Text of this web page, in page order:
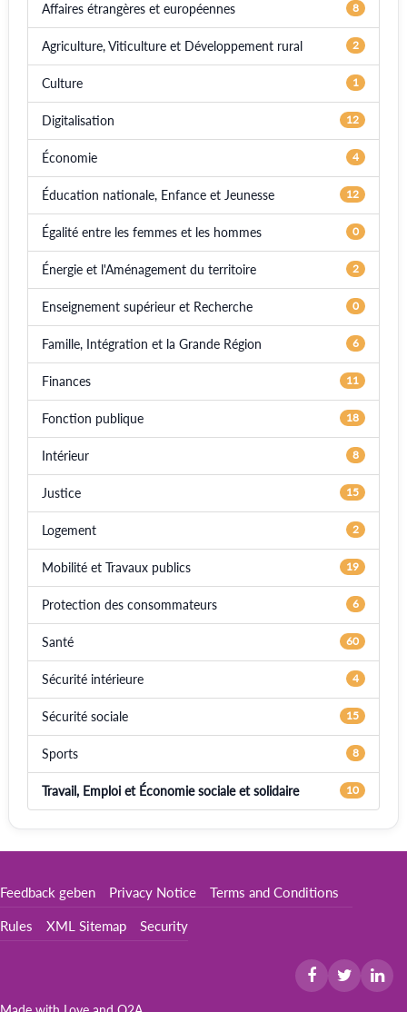
Affaires étrangères et européennes 8
Agriculture, Viticulture et Développement rural 2
Culture 1
Digitalisation 12
Économie 4
Éducation nationale, Enfance et Jeunesse 12
Égalité entre les femmes et les hommes 0
Énergie et l'Aménagement du territoire 2
Enseignement supérieur et Recherche 0
Famille, Intégration et la Grande Région 6
Finances 11
Fonction publique 18
Intérieur 8
Justice 15
Logement 2
Mobilité et Travaux publics 19
Protection des consommateurs 6
Santé 60
Sécurité intérieure 4
Sécurité sociale 15
Sports 8
Travail, Emploi et Économie sociale et solidaire 10
Feedback geben Privacy Notice Terms and Conditions
Rules XML Sitemap Security